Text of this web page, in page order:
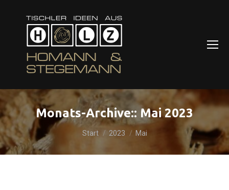
Monats-Archive:: Mai 2023
Start 2023 Mai